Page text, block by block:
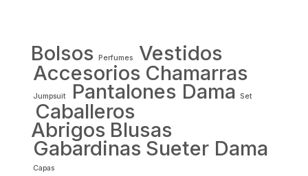
Bolsos Perfumes
Vestidos
Accesorios Chamarras
Jumpsuit Pantalones Dama Set
Caballeros
Abrigos Blusas
Gabardinas Sueter Dama
Capas